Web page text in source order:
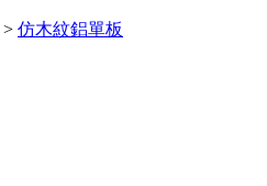
> 仿木紋鋁單板